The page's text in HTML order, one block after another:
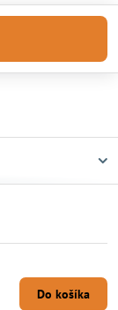
Do košíka